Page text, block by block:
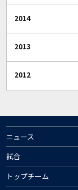
2014
2013
2012
ニュース
試合
トップチーム